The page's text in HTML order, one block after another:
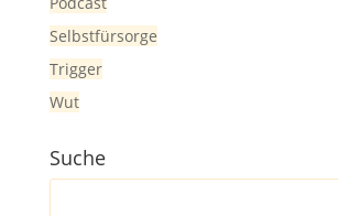
Selbstfürsorge
Trigger
Wut
Suche